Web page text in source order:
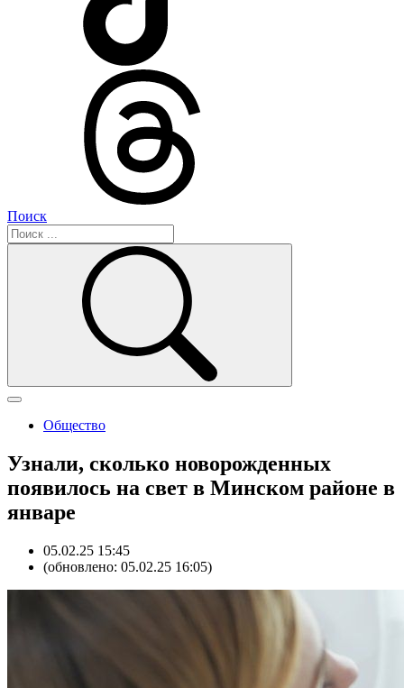
Поиск
Общество
Узнали, сколько новорожденных
появилось на свет в Минском районе в
январе
05.02.25 15:45
(обновлено: 05.02.25 16:05)